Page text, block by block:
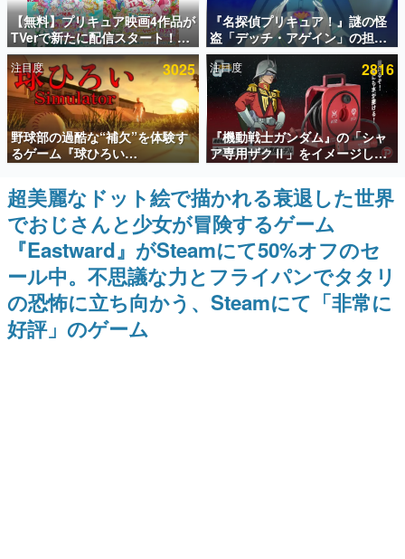
アプリセール情報
インタビュー
連載・特集一覧
殿堂入り記事
SNS拡散数が数千以上！ ページビュー数万以上！ などな
ど。多くの人々に読まれた、電ファミ渾身の“殿堂入り”記
事をまとめました。
ゲームの企画書
名作ゲームクリエイターの方々に製作時のエピソードをお
聞きし、ヒットする企画（ゲーム）とは何か？を探ってい
きます。
赫本
この物語を解いてはいけない。『赫本』は、〈試験問題〉
の形をした短編ホラー小説集です。
新世代に訊く
【無料】プリキュア映画4作品が
TVerで新たに配信スタート！な
んと2018年～2024年の映画ほぼ
すべてが見放題に、ぶっちゃけ
ありえないラインナップ
『名探偵プリキュア！』謎の怪
盗「デッチ・アゲイン」の担当
キャストは天﨑滉平さんと判
明。『Re:ゼロから始める異世
界生活』オットー役、『ヒプノ
シスマイク』山田三郎役など
注目度 3025
野球部の過酷な“補欠”を体験す
るゲーム『球ひろい
Simulator』が「1件」のウィッ
シュリストをもとにチェコ語に
対応しSNSで話題に。『キング
ダム・カム』開発元やチェコの
プロ野球選手から称賛の声
注目度 2816
『機動戦士ガンダム』の「シャ
ア専用ザクⅡ」をイメージした
散水ホースリールが予約開始。
本体にはシャアのパーソナルマ
ークやジオン公国軍のエンブレ
ム、型式番号などを配置
超美麗なドット絵で描かれる衰退した世界
でおじさんと少女が冒険するゲーム
『Eastward』がSteamにて50%オフのセ
ール中。不思議な力とフライパンでタタリ
の恐怖に立ち向かう、Steamにて「非常に
好評」のゲーム